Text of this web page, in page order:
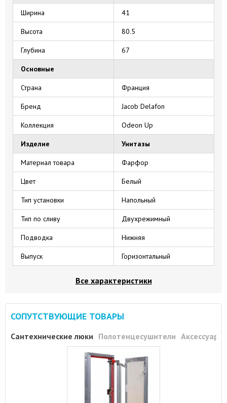
Ширина 41
Высота 80.5
Глубина 67
Основные
Страна Франция
Бренд Jacob Delafon
Коллекция Odeon Up
Изделие Унитазы
Материал товара Фарфор
Цвет Белый
Тип установки Напольный
Тип по сливу Двухрежимный
Подводка Нижняя
Выпуск Горизонтальный
Все характеристики
СОПУТСТВУЮЩИЕ ТОВАРЫ
Сантехнические люки Полотенцесушители Аксессуары